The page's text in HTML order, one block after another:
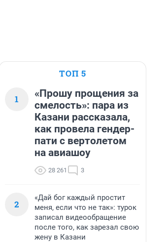
ТОП 5
1
«Прошу прощения за
смелость»: пара из
Казани рассказала,
как провела гендер-
пати с вертолетом
на авиашоу
28 261 3
2
«Дай бог каждый простит
меня, если что не так»: турок
записал видеообращение
после того, как зарезал свою
жену в Казани